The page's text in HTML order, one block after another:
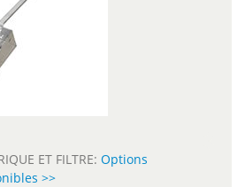
ET FILTRE: Options
>>